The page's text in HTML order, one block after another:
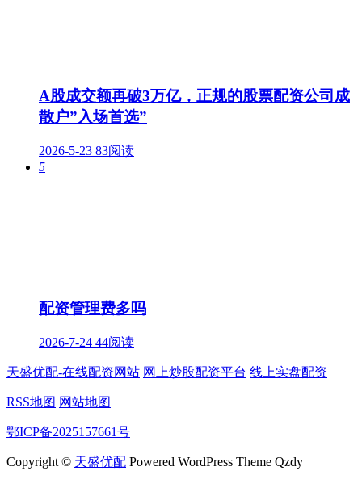
A股成交额再破3万亿，正规的股票配资公司成
散户”入场首选”
2026-5-23 83阅读
5
配资管理费多吗
2026-7-24 44阅读
天盛优配-在线配资网站 网上炒股配资平台 线上实盘配资
RSS地图 网站地图
鄂ICP备2025157661号
Copyright © 天盛优配 Powered WordPress Theme Qzdy